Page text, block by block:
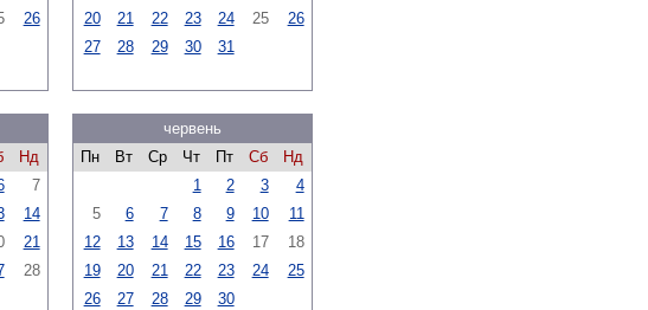
26
20
21 22 23 24 25
26
27
28 29 30 31
Нд
7
14
21
28
червень
Пн
Вт Ср Чт Пт Сб
Нд
1
2 3
4
5
6 7 8 9 10
11
12
13 14 15 16 17
18
19
20 21 22 23 24
25
26
27 28 29 30